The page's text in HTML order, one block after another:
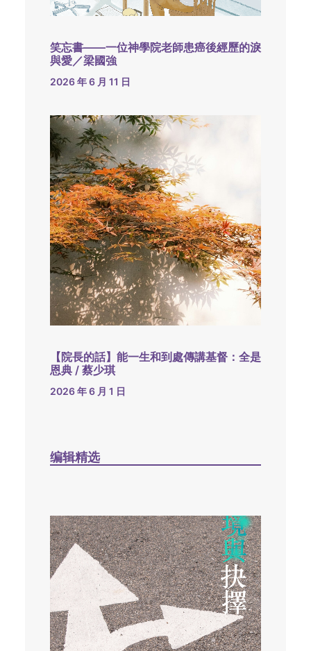
笑忘書——一位神學院老師患癌後經歷的淚
與愛／梁國強
2026 年 6 月 11 日
【院長的話】能一生和到處傳講基督：全是
恩典 / 蔡少琪
2026 年 6 月 1 日
编辑精选